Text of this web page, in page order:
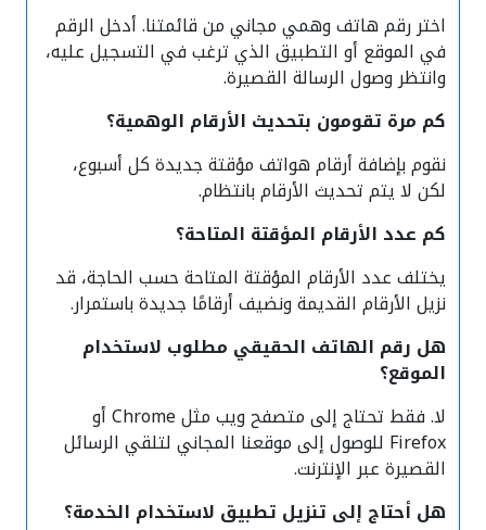
اختر رقم هاتف وهمي مجاني من قائمتنا. أدخل الرقم
في الموقع أو التطبيق الذي ترغب في التسجيل عليه،
وانتظر وصول الرسالة القصيرة.
كم مرة تقومون بتحديث الأرقام الوهمية؟
نقوم بإضافة أرقام هواتف مؤقتة جديدة كل أسبوع،
لكن لا يتم تحديث الأرقام بانتظام.
كم عدد الأرقام المؤقتة المتاحة؟
يختلف عدد الأرقام المؤقتة المتاحة حسب الحاجة، قد
نزيل الأرقام القديمة ونضيف أرقامًا جديدة باستمرار.
هل رقم الهاتف الحقيقي مطلوب لاستخدام
الموقع؟
لا. فقط تحتاج إلى متصفح ويب مثل Chrome أو
Firefox للوصول إلى موقعنا المجاني لتلقي الرسائل
القصيرة عبر الإنترنت.
هل أحتاج إلى تنزيل تطبيق لاستخدام الخدمة؟